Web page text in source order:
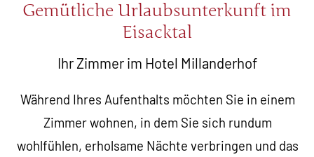
Gemütliche Urlaubsunterkunft im
Eisacktal
Ihr Zimmer im Hotel Millanderhof
Während Ihres Aufenthalts möchten Sie in einem
Zimmer wohnen, in dem Sie sich rundum
wohlfühlen, erholsame Nächte verbringen und das